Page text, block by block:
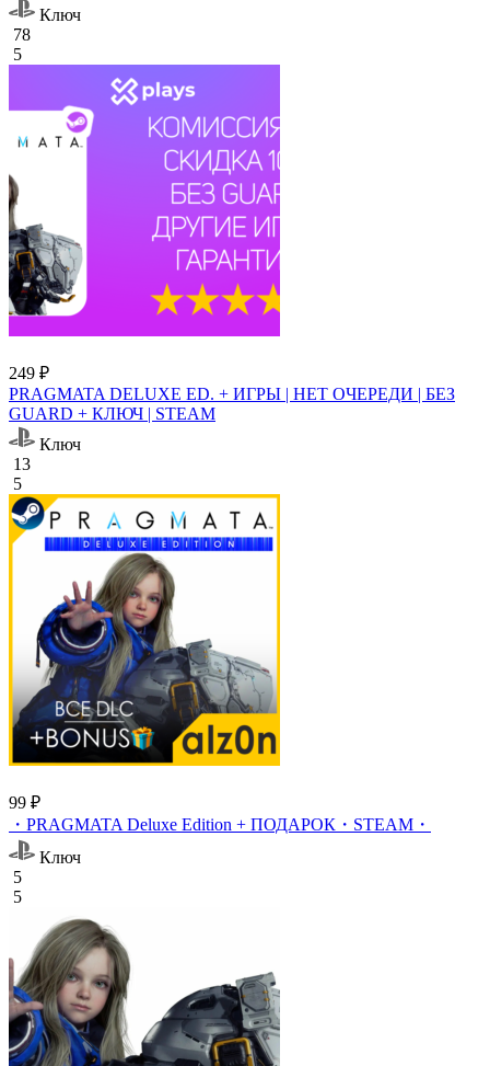
Ключ
78
5
249 ₽
PRAGMATA DELUXE ED. + ИГРЫ | НЕТ ОЧЕРЕДИ | БЕЗ
GUARD + КЛЮЧ | STEAM
Ключ
13
5
99 ₽
・PRAGMATA Deluxe Edition + ПОДАРОК・STEAM・
Ключ
5
5